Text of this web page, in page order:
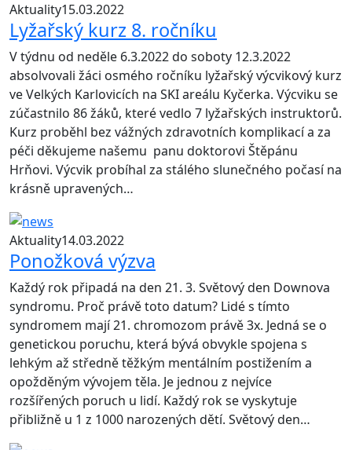
Aktuality15.03.2022
Lyžařský kurz 8. ročníku
V týdnu od neděle 6.3.2022 do soboty 12.3.2022
absolvovali žáci osmého ročníku lyžařský výcvikový kurz
ve Velkých Karlovicích na SKI areálu Kyčerka. Výcviku se
zúčastnilo 86 žáků, které vedlo 7 lyžařských instruktorů.
Kurz proběhl bez vážných zdravotních komplikací a za
péči děkujeme našemu panu doktorovi Štěpánu
Hrňovi. Výcvik probíhal za stálého slunečného počasí na
krásně upravených…
Aktuality14.03.2022
Ponožková výzva
Každý rok připadá na den 21. 3. Světový den Downova
syndromu. Proč právě toto datum? Lidé s tímto
syndromem mají 21. chromozom právě 3x. Jedná se o
genetickou poruchu, která bývá obvykle spojena s
lehkým až středně těžkým mentálním postižením a
opožděným vývojem těla. Je jednou z nejvíce
rozšířených poruch u lidí. Každý rok se vyskytuje
přibližně u 1 z 1000 narozených dětí. Světový den…